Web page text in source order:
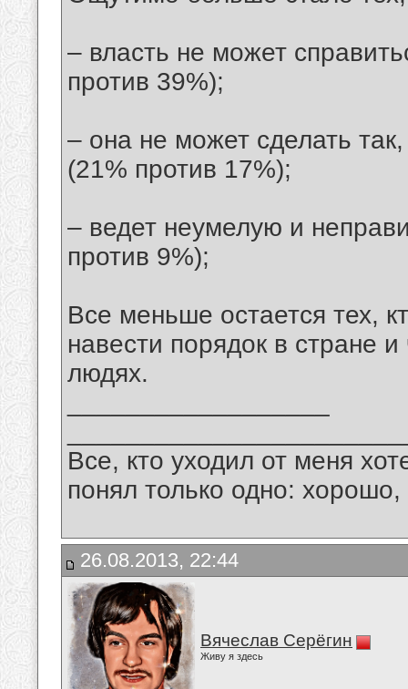
– власть не может
против 39%);
– она не может сделать
(21% против 17%);
– ведет неумелую и
против 9%);
Все меньше остается тех,
навести порядок в стране
людях.
Все, кто уходил от меня
понял только одно:
26.08.2013, 22:44
Вячеслав Серёгин
Живу я здесь